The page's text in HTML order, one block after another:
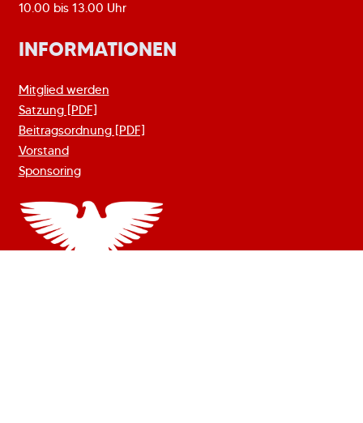
10.00 bis 13.00 Uhr
INFORMATIONEN
Mitglied werden
Satzung [PDF]
Beitragsordnung [PDF]
Vorstand
Sponsoring